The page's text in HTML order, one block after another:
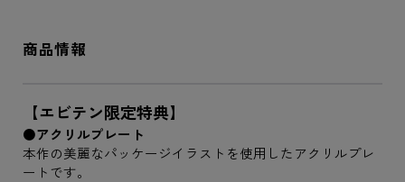
商品情報
【エビテン限定特典】
●アクリルプレート
本作の美麗なパッケージイラストを使用したアクリルプレ
ートです。